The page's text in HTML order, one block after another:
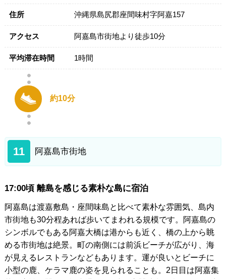
住所 沖縄県島尻郡座間味村字阿嘉157
アクセス 阿嘉島市街地より徒歩10分
平均滞在時間 1時間
約10分
11 阿嘉島市街地
17:00頃 離島を感じる素朴な島に宿泊
阿嘉島は渡嘉敷島・座間味島と比べて素朴な雰囲気、島内
市街地も30分程あれば歩いてまわれる規模です。阿嘉島の
シンボルでもある阿嘉大橋は港からも近く、橋の上から眺
める市街地は絶景。町の南側には前浜ビーチが広がり、海
が見えるレストランなどもあります。運が良いとビーチに
小型の鹿、ケラマ鹿の姿を見られることも。2日目は阿嘉集